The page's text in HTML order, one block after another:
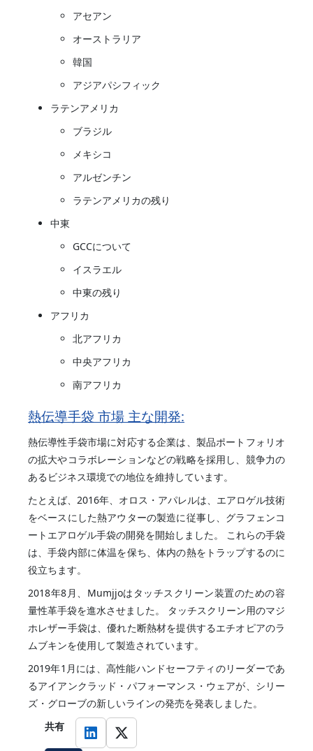
アセアン
オーストラリア
韓国
アジアパシフィック
ラテンアメリカ
ブラジル
メキシコ
アルゼンチン
ラテンアメリカの残り
中東
GCCについて
イスラエル
中東の残り
アフリカ
北アフリカ
中央アフリカ
南アフリカ
熱伝導手袋 市場 主な開発:
熱伝導性手袋市場に対応する企業は、製品ポートフォリオ
の拡大やコラボレーションなどの戦略を採用し、競争力の
あるビジネス環境での地位を維持しています。
たとえば、2016年、オロス・アパレルは、エアロゲル技術
をベースにした熱アウターの製造に従事し、グラフェンコ
ートエアロゲル手袋の開発を開始しました。 これらの手袋
は、手袋内部に体温を保ち、体内の熱をトラップするのに
役立ちます。
2018年8月、Mumjjoはタッチスクリーン装置のための容
量性革手袋を進水させました。 タッチスクリーン用のマジ
ホレザー手袋は、優れた断熱材を提供するエチオピアのラ
ムブキンを使用して製造されています。
2019年1月には、高性能ハンドセーフティのリーダーであ
るアイアンクラッド・パフォーマンス・ウェアが、シリー
ズ・グローブの新しいラインの発売を発表しました。
共有